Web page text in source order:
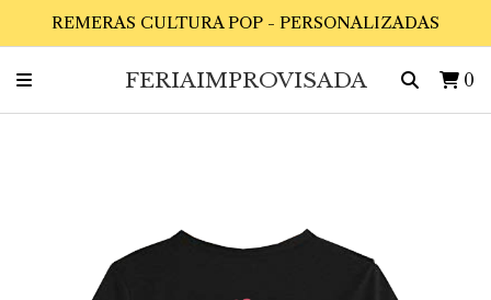
REMERAS CULTURA POP - PERSONALIZADAS
FERIAIMPROVISADA 0